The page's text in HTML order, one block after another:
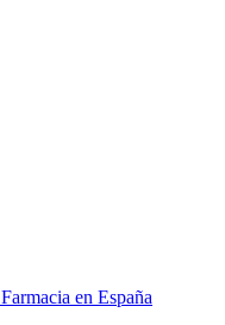
en España